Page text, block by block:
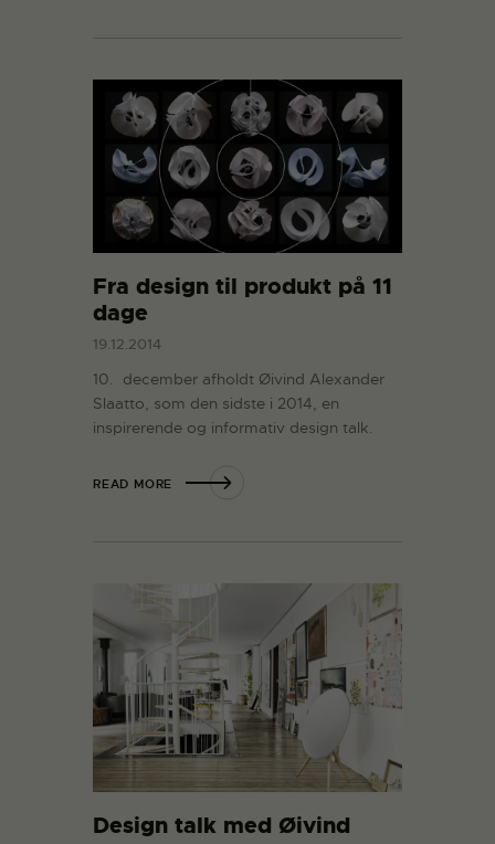
Fra design til produkt på 11
dage
19.12.2014
10. december afholdt Øivind Alexander
Slaatto, som den sidste i 2014, en
inspirerende og informativ design talk.
READ MORE
Design talk med Øivind